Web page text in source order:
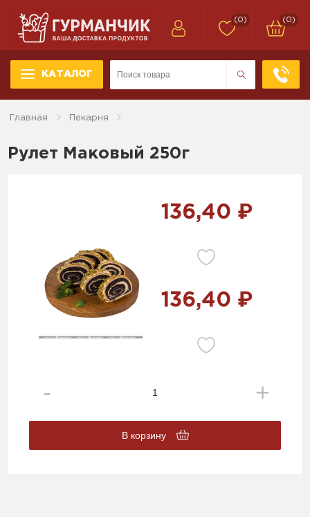
КАТАЛОГ
(0) (0)
Главная Пекарня
Рулет Маковый 250г
136,40 ₽
136,40 ₽
В корзину